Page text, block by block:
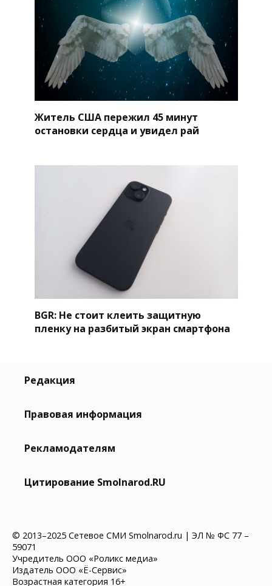
Житель США пережил 45 минут
остановки сердца и увидел рай
BGR: Не стоит клеить защитную
пленку на разбитый экран смартфона
Редакция
Правовая информация
Рекламодателям
Цитирование Smolnarod.RU
© 2013–2025 Сетевое СМИ Smolnarod.ru | ЭЛ № ФС 77 –
59071
Учредитель ООО «Роликс медиа»
Издатель ООО «Ё-Сервис»
Возрастная категория 16+